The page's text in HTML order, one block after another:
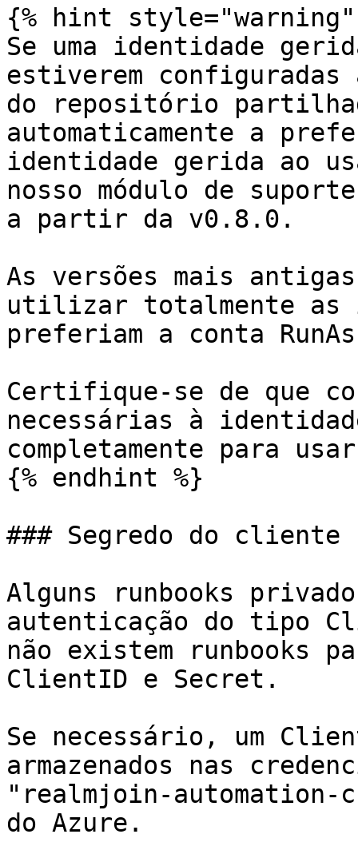
{% hint style="warning"
Se uma identidade
estiverem configuradas
do repositório
automaticamente a
identidade gerida ao
nosso módulo de
a partir da v0.8.0.
As versões mais antigas
utilizar totalmente as
preferiam a conta
Certifique-se de que
necessárias à
completamente para
{% endhint %}
### Segredo do cliente
Alguns runbooks
autenticação do tipo
não existem runbooks
ClientID e Secret.
Se necessário, um
armazenados nas
"realmjoin-automation-
do Azure.